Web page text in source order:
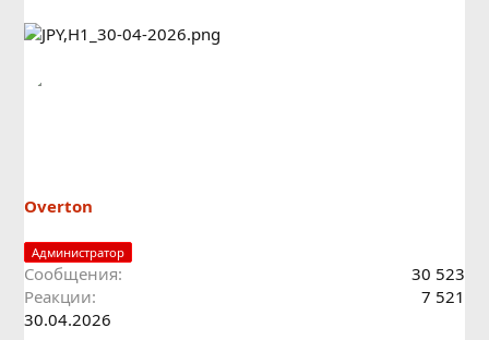
Overton
Администратор
Сообщения
30 523
Реакции
7 521
30.04.2026